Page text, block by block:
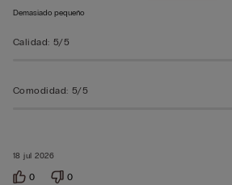
18 jul 2026
Demasiado pequeño
Calidad: 5/5
Comodidad: 5/5
0 0